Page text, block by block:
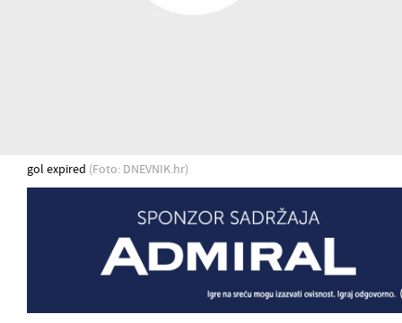
gol expired (Foto: DNEVNIK.hr)